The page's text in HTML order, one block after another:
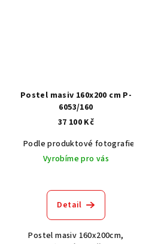
Akát vintage BT1551
Dub světlý
Postel masiv 160x200 cm P-
6053/160
37 100 Kč
Podle produktové fotografie
Vyrobíme pro vás
Detail
Postel masiv 160x200cm,